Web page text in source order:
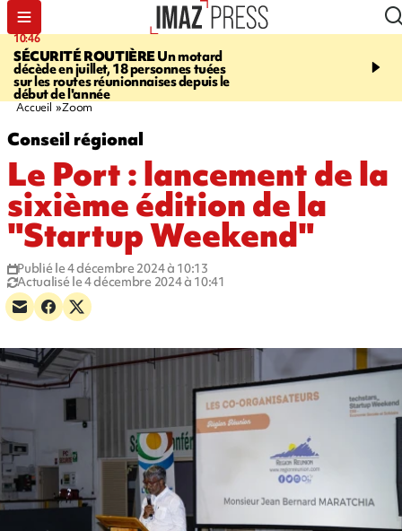
10:46
SÉCURITÉ ROUTIÈREUn motard
décède en juillet, 18 personnes tuées
sur les routes réunionnaises depuis le
début de l'année
13:49
mineurs - un courrier
Accueil Zoom
Conseil régional
Le Port : lancement de la
sixième édition de la
"Startup Weekend"
Publié le 4 décembre 2024 à 10:13
Actualisé le 4 décembre 2024 à 10:41